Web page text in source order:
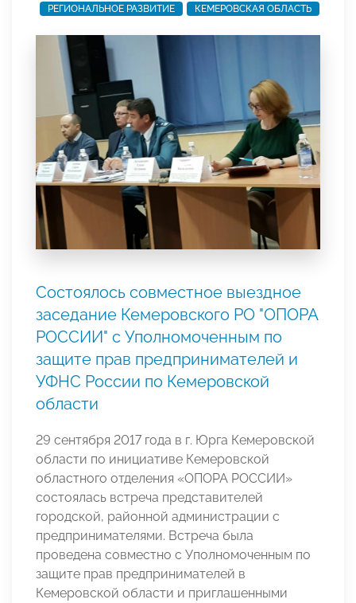
РЕГИОНАЛЬНОЕ РАЗВИТИЕ КЕМЕРОВСКАЯ ОБЛАСТЬ
Состоялось совместное выездное
заседание Кемеровского РО "ОПОРА
РОССИИ" с Уполномоченным по
защите прав предпринимателей и
УФНС России по Кемеровской
области
29 сентября 2017 года в г. Юрга Кемеровской
области по инициативе Кемеровской
областного отделения «ОПОРА РОССИИ»
состоялась встреча представителей
городской, районной администрации с
предпринимателями. Встреча была
проведена совместно с Уполномоченным по
защите прав предпринимателей в
Кемеровской области и приглашенными